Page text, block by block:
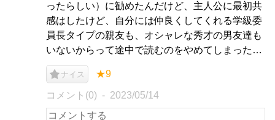
ったらしい）に勧めたんだけど、主人公に最初共
感はしたけど、自分には仲良くしてくれる学級委
員長タイプの親友も、オシャレな秀才の男友達も
いないからって途中で読むのをやめてしまった…
ナイス ★9
コメント(0) 2023/05/14